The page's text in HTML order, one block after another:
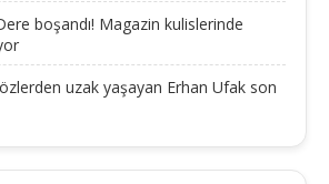
boşandı! Magazin kulislerinde
uzak yaşayan Erhan Ufak son